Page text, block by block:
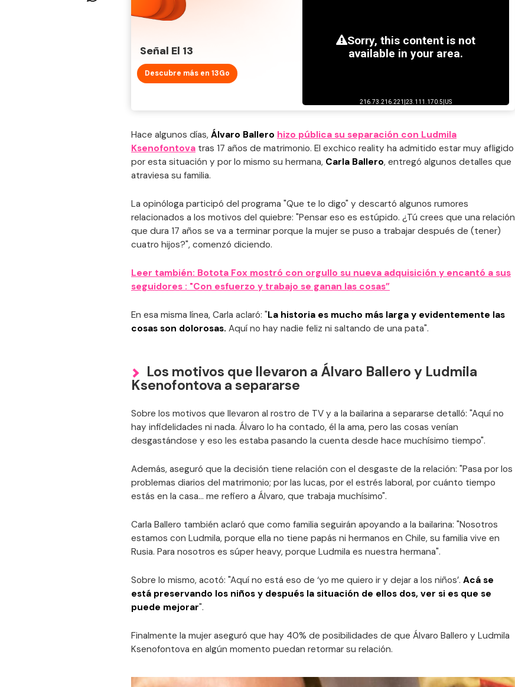
Señal El 13
Descubre más en 13Go
Hace algunos días, Álvaro Ballero hizo pública su separación con Ludmila
Ksenofontova tras 17 años de matrimonio. El exchico reality ha admitido estar muy afligido
por esta situación y por lo mismo su hermana, Carla Ballero, entregó algunos detalles que
atraviesa su familia.
La opinóloga participó del programa "Que te lo digo" y descartó algunos rumores
relacionados a los motivos del quiebre: "Pensar eso es estúpido. ¿Tú crees que una relación
que dura 17 años se va a terminar porque la mujer se puso a trabajar después de (tener)
cuatro hijos?", comenzó diciendo.
Leer también: Botota Fox mostró con orgullo su nueva adquisición y encantó a sus
seguidores : "Con esfuerzo y trabajo se ganan las cosas”
En esa misma línea, Carla aclaró: "La historia es mucho más larga y evidentemente las
cosas son dolorosas. Aquí no hay nadie feliz ni saltando de una pata".
Los motivos que llevaron a Álvaro Ballero y Ludmila
Ksenofontova a separarse
Sobre los motivos que llevaron al rostro de TV y a la bailarina a separarse detalló: "Aquí no
hay infidelidades ni nada. Álvaro lo ha contado, él la ama, pero las cosas venían
desgastándose y eso les estaba pasando la cuenta desde hace muchísimo tiempo".
Además, aseguró que la decisión tiene relación con el desgaste de la relación: "Pasa por los
problemas diarios del matrimonio; por las lucas, por el estrés laboral, por cuánto tiempo
estás en la casa... me refiero a Álvaro, que trabaja muchísimo".
Carla Ballero también aclaró que como familia seguirán apoyando a la bailarina: "Nosotros
estamos con Ludmila, porque ella no tiene papás ni hermanos en Chile, su familia vive en
Rusia. Para nosotros es súper heavy, porque Ludmila es nuestra hermana".
Sobre lo mismo, acotó: "Aquí no está eso de ‘yo me quiero ir y dejar a los niños’. Acá se
está preservando los niños y después la situación de ellos dos, ver si es que se
puede mejorar".
Finalmente la mujer aseguró que hay 40% de posibilidades de que Álvaro Ballero y Ludmila
Ksenofontova en algún momento puedan retormar su relación.